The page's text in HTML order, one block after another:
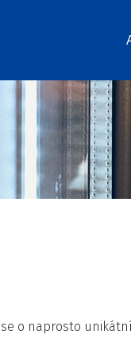
se o naprosto unikátní